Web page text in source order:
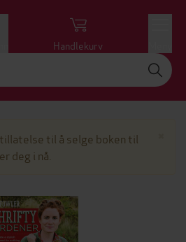
Handlekurv
til å selge boken til
deg i nå.